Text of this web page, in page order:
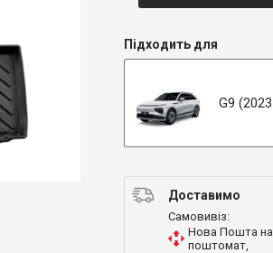
Підходить для
G9
Доставимо
Самовивіз:
Нова Пошта на
поштомат,